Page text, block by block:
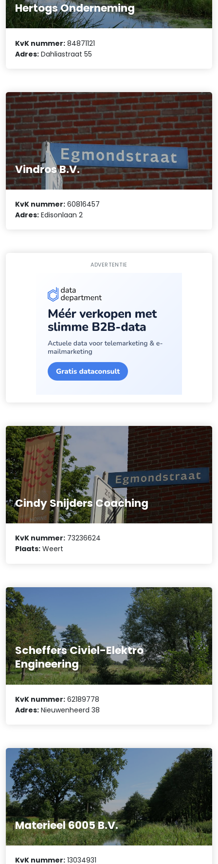
Hertogs Onderneming
KvK nummer: 84871121
Adres: Dahliastraat 55
Vindros B.V.
KvK nummer: 60816457
Adres: Edisonlaan 2
ADVERTENTIE
Cindy Snijders Coaching
KvK nummer: 73236624
Plaats: Weert
Scheffers Civiel-Elektro
Engineering
KvK nummer: 62189778
Adres: Nieuwenheerd 38
Materieel 6005 B.V.
KvK nummer: 13034931